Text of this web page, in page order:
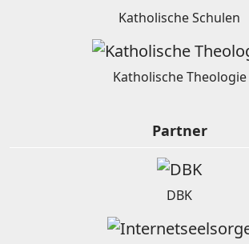
Katholische Schulen
Katholische Theologie
Partner
DBK